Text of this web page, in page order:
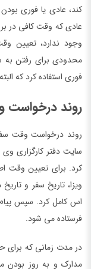
کند، عادی یا فوری
عادی که وقت کافی در
وجود ندارد، تعیین
محدودی برای رفتن به
فوری استفاده کرد که
روند
روند درخواست وقت
سایت دفتر کارگزاری
کرد. برای تعیین وقت
ویزا، تاریخ سفر و
اس کامل کرد. سپس
فرستاده می شود.
در مدت زمانی که برای
مدارک و به روز بودن